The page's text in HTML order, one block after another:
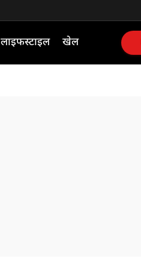
लाइफस्टाइल खेल